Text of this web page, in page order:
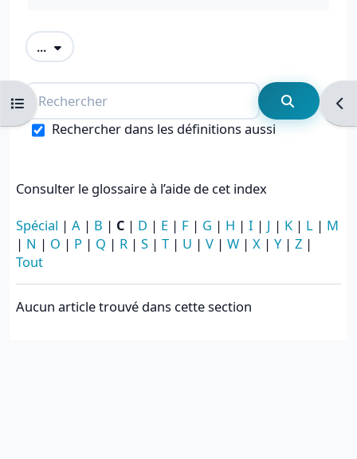
Ouvrir l’index du cours
... Exporter des articles
Rechercher
Rechercher dans les définitions aussi
Consulter le glossaire à l’aide de cet index
Spécial | A | B | C | D | E | F | G | H | I | J | K | L | M
| N | O | P | Q | R | S | T | U | V | W | X | Y| Z |
Tout
Aucun article trouvé dans cette section